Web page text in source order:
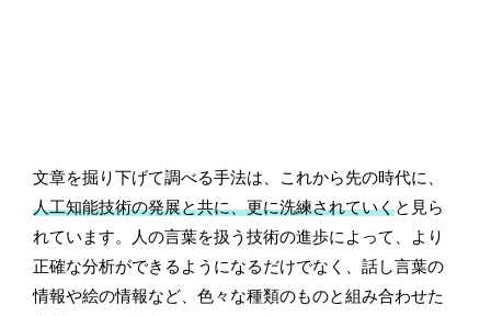
文章を掘り下げて調べる手法は、これから先の時代に、
人工知能技術の発展と共に、更に洗練されていくと見ら
れています。人の言葉を扱う技術の進歩によって、より
正確な分析ができるようになるだけでなく、話し言葉の
情報や絵の情報など、色々な種類のものと組み合わせた